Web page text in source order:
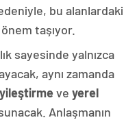
bu alanlardaki
taşıyor.
sayesinde yalnızca
aynı zamanda
ve yerel
Anlaşmanın